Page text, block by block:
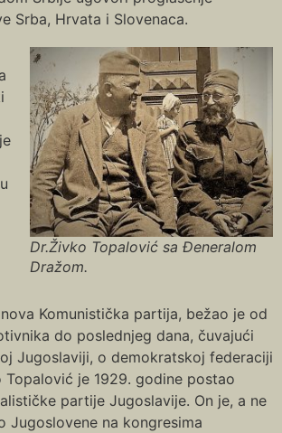
Srba, Hrvata i Slovenaca.
Dr.Živko Topalović sa Đeneralom
Dražom.
Komunistička partija, bežao je od
do poslednjeg dana, čuvajući
Jugoslaviji, o demokratskoj federaciji
Topalović je 1929. godine postao
partije Jugoslavije. On je, a ne
Jugoslovene na kongresima